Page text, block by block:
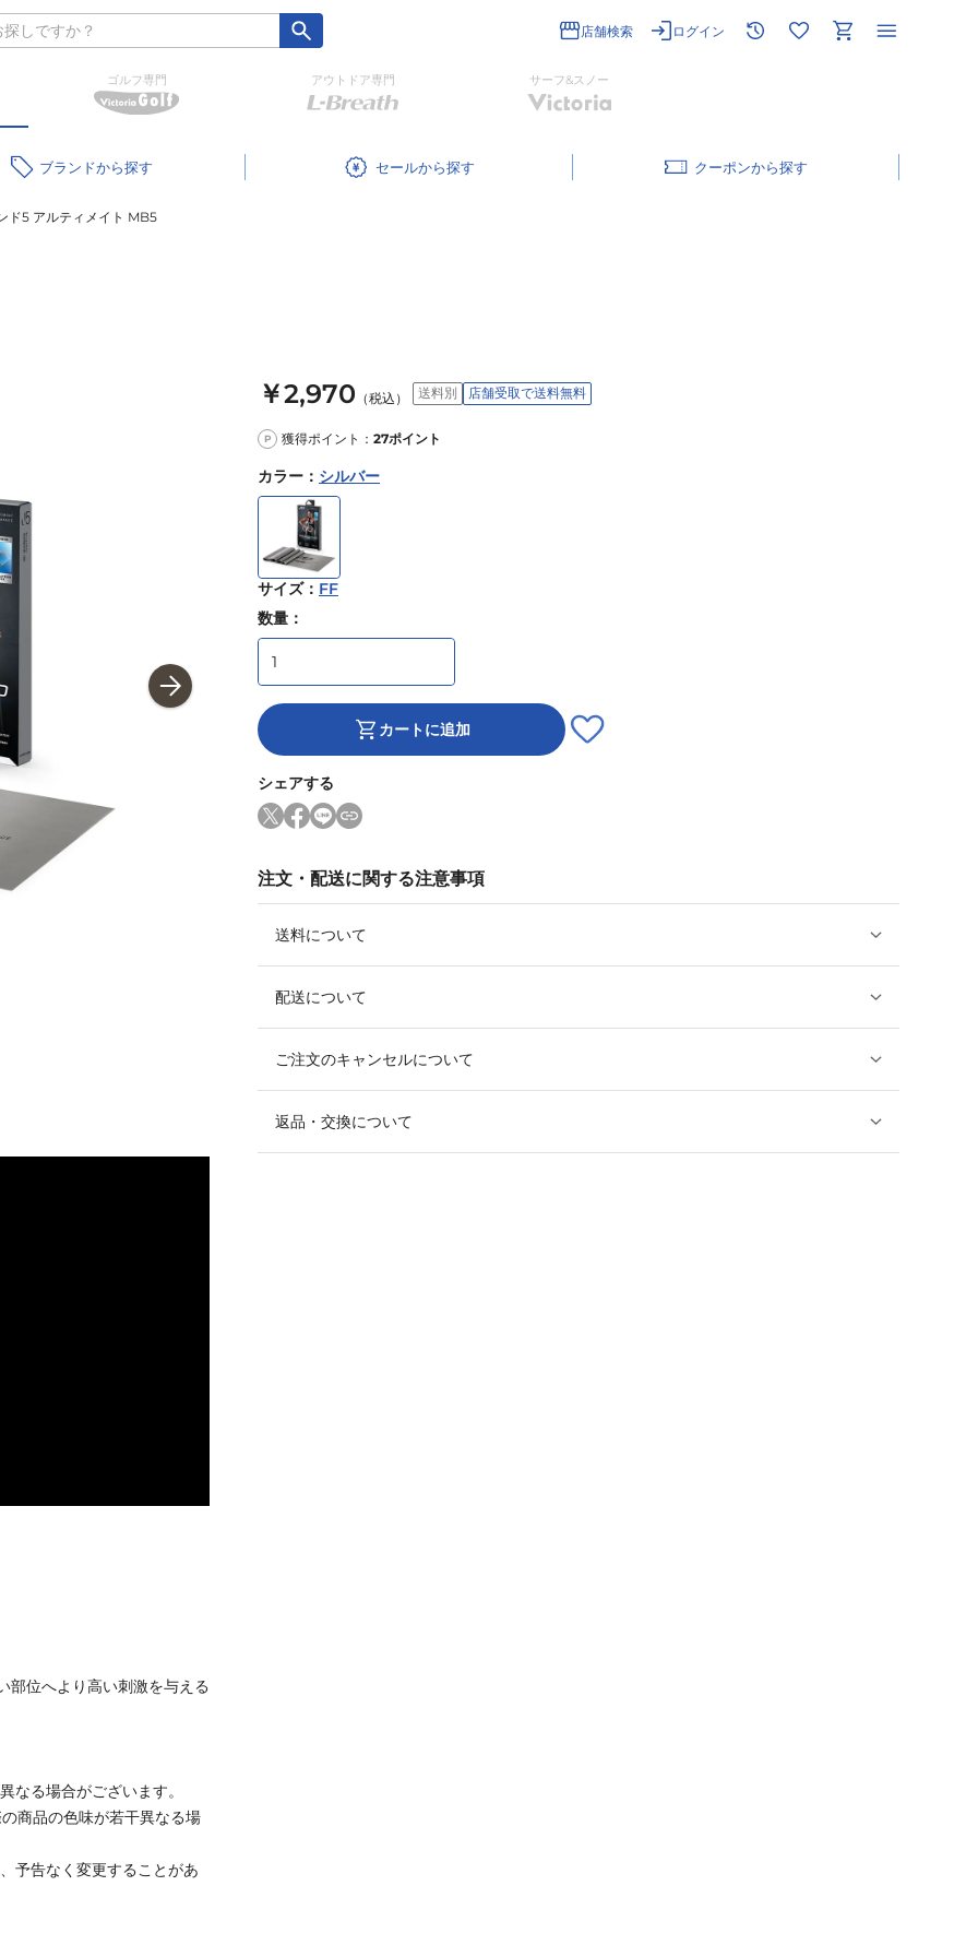
店舗検索 ログイン
ゴルフ専門 アウトドア専門 サーフ&スノー
ブランド セール クーポン
ド5 アルティメイト MB5
￥2,970 （税込） 送料別 店舗受取で送料無料
P 獲得ポイント： 27ポイント
カラー ： シルバー
サイズ： FF
数量：
カートに追加
シェアする
注文・配送に関する注意事項
送料について
配送について
ご注文のキャンセルについて
返品・交換について
部位へより高い刺激を与える
る場合がございます。
商品の色味が若干異なる場
予告なく変更することがあ